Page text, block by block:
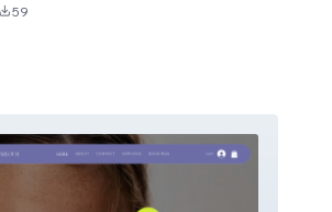
59